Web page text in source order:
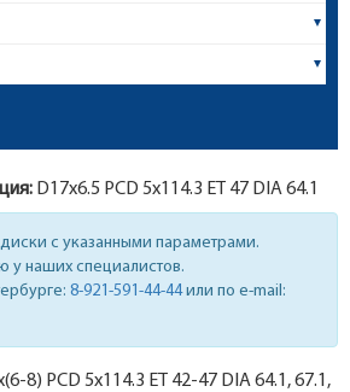
D17x6.5 PCD 5x114.3 ET 47 DIA 64.1
с указанными параметрами.
у наших специалистов.
8-921-591-44-44или по e-mail:
(6-8) PCD 5x114.3 ET 42-47 DIA 64.1, 67.1,